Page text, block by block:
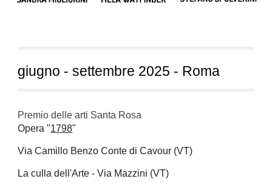
giugno - settembre 2025 - Roma
Premio delle arti Santa Rosa
Opera "1798"
Via Camillo Benzo Conte di Cavour (VT)
La culla dell'Arte - Via Mazzini (VT)